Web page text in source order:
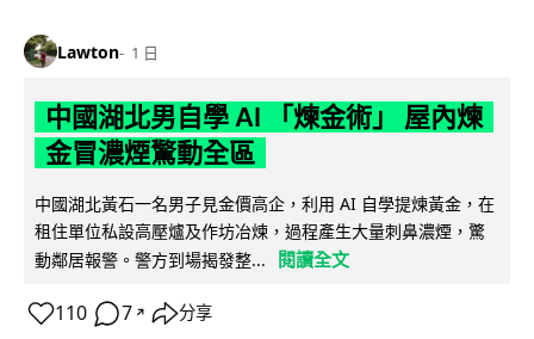
Lawton 1 日
中國湖北男自學 AI 「煉金術」 屋內煉
金冒濃煙驚動全區
中國湖北黃石一名男子見金價高企，利用 AI 自學提煉黃金，在
租住單位私設高壓爐及作坊冶煉，過程產生大量刺鼻濃煙，驚
動鄰居報警。警方到場揭發整...
閱讀全文
110 7 ↗ 分享